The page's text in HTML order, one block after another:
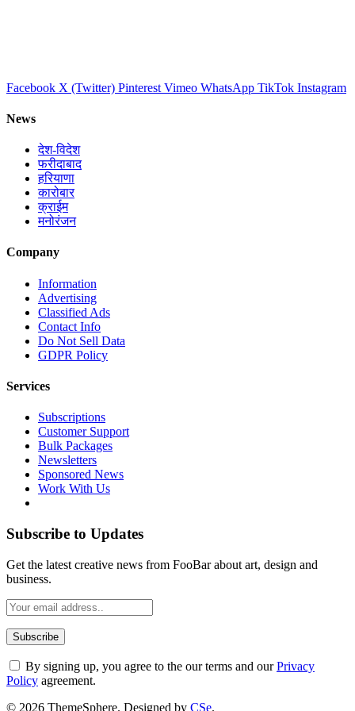
Facebook X (Twitter) Pinterest Vimeo WhatsApp TikTok Instagram
News
देश-विदेश
फरीदाबाद
हरियाणा
कारोबार
क्राईम
मनोरंजन
Company
Information
Advertising
Classified Ads
Contact Info
Do Not Sell Data
GDPR Policy
Services
Subscriptions
Customer Support
Bulk Packages
Newsletters
Sponsored News
Work With Us
Subscribe to Updates
Get the latest creative news from FooBar about art, design and
business.
By signing up, you agree to the our terms and ourPrivacy
Policy agreement.
© 2026 ThemeSphere. Designed by CSe.